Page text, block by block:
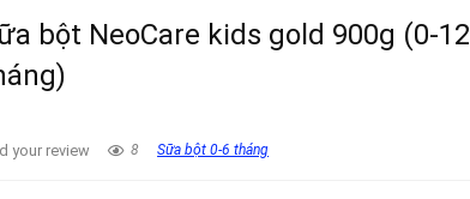
bột NeoCare kids gold 900g (0-12
your review 8 Sữa bột 0-6 tháng